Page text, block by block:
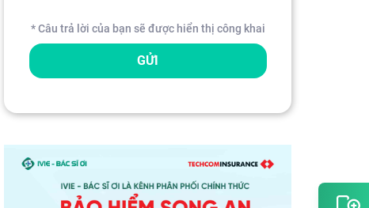
* Câu trả lời của bạn sẽ được hiển thị công khai
GỬI